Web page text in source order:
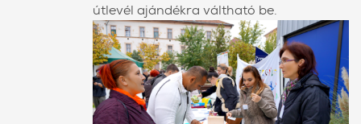
útlevél ajándékra váltható be.